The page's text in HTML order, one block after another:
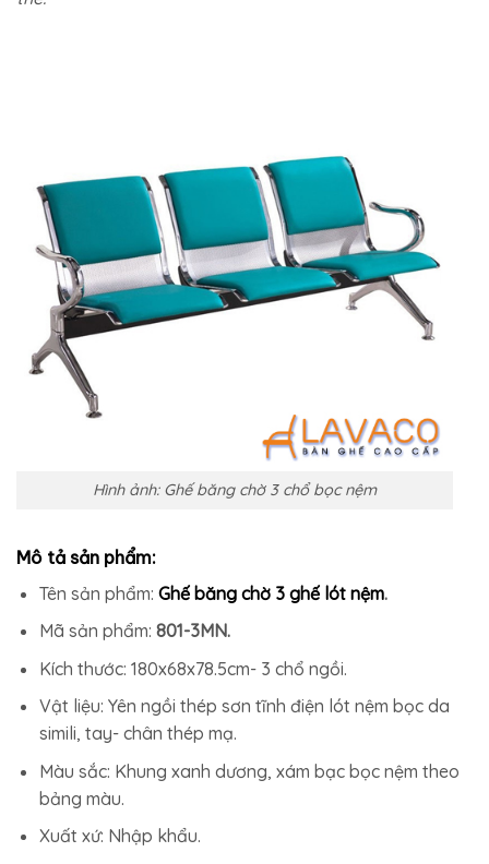
Hình ảnh: Ghế băng chờ 3 chổ bọc nệm
Mô tả sản phẩm:
Tên sản phẩm: Ghế băng chờ 3 ghế lót nệm.
Mã sản phẩm: 801-3MN.
Kích thước: 180x68x78.5cm- 3 chổ ngồi.
Vật liệu: Yên ngồi thép sơn tĩnh điện lót nệm bọc da
simili, tay- chân thép mạ.
Màu sắc: Khung xanh dương, xám bạc bọc nệm theo
bảng màu.
Xuất xứ: Nhập khẩu.